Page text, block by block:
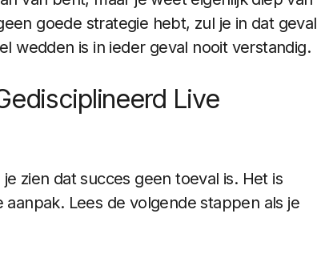
goede strategie hebt, zul je in dat geval
wedden is in ieder geval nooit verstandig.
Live
zien dat succes geen toeval is. Het is
Lees de volgende stappen als je